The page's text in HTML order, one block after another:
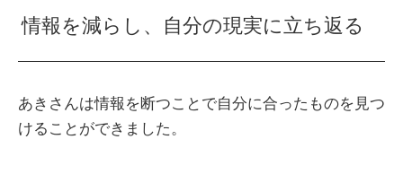
情報を減らし、自分の現実に立ち返る
あきさんは情報を断つことで自分に合ったものを見つ
けることができました。